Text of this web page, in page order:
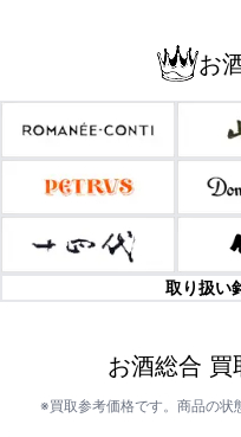
お
取り扱い
お酒総合
※買取参考価格です。商品の状